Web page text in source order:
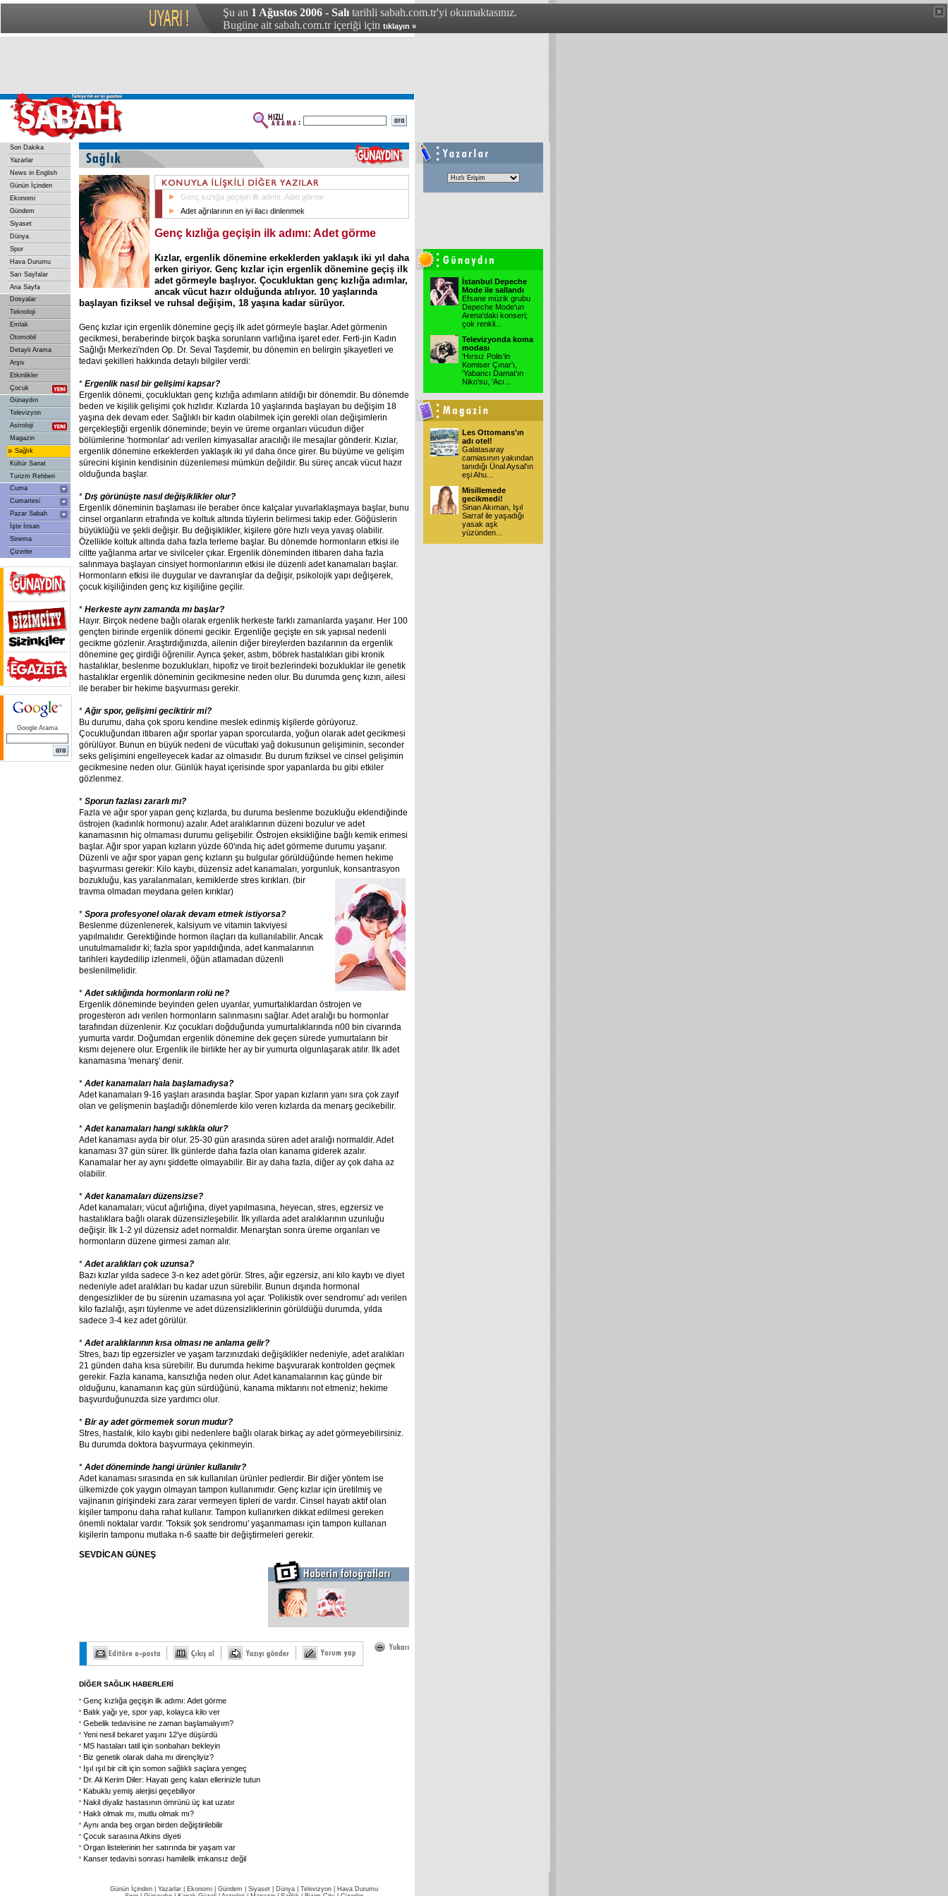
Şu an 1 Ağustos 2006 - Salı tarihli sabah.com.tr'yi okumaktasınız.
Bugüne ait sabah.com.tr içeriği için tıklayın »
Son Dakika
Yazarlar
News in English
Günün İçinden
Ekonomi
Gündem
Siyaset
Dünya
Spor
Hava Durumu
Sarı Sayfalar
Ana Sayfa
Dosyalar
Teknoloji
Emlak
Otomobil
Detaylı Arama
Arşiv
Etkinlikler
Çocuk
Günaydın
Televizyon
Astroloji
Magazin
» Sağlık
Kültür Sanat
Turizm Rehberi
Cuma
Cumartesi
Pazar Sabah
İşte İnsan
Sinema
Çizerler
Google Arama
Genç kızlığa geçişin ilk adımı: Adet görme
Adet ağrılarının en iyi ilacı dinlenmek
Genç kızlığa geçişin ilk adımı: Adet görme
Kızlar, ergenlik dönemine erkeklerden yaklaşık iki yıl daha
erken giriyor. Genç kızlar için ergenlik dönemine geçiş ilk
adet görmeyle başlıyor. Çocukluktan genç kızlığa adımlar,
ancak vücut hazır olduğunda atılıyor. 10 yaşlarında
başlayan fiziksel ve ruhsal değişim, 18 yaşına kadar sürüyor.
Genç kızlar için ergenlik dönemine geçiş ilk adet görmeyle başlar. Adet görmenin
gecikmesi, beraberinde birçok başka sorunların varlığına işaret eder. Ferti-jin Kadın
Sağlığı Merkezi'nden Op. Dr. Seval Taşdemir, bu dönemin en belirgin şikayetleri ve
tedavi şekilleri hakkında detaylı bilgiler verdi:
* Ergenlik nasıl bir gelişimi kapsar?
Ergenlik dönemi, çocukluktan genç kızlığa adımların atıldığı bir dönemdir. Bu dönemde
beden ve kişilik gelişimi çok hızlıdır. Kızlarda 10 yaşlarında başlayan bu değişim 18
yaşına dek devam eder. Sağlıklı bir kadın olabilmek için gerekli olan değişimlerin
gerçekleştiği ergenlik döneminde; beyin ve üreme organları vücudun diğer
bölümlerine 'hormonlar' adı verilen kimyasallar aracılığı ile mesajlar gönderir. Kızlar,
ergenlik dönemine erkeklerden yaklaşık iki yıl daha önce girer. Bu büyüme ve gelişim
sürecini kişinin kendisinin düzenlemesi mümkün değildir. Bu süreç ancak vücut hazır
olduğunda başlar.
* Dış görünüşte nasıl değişiklikler olur?
Ergenlik döneminin başlaması ile beraber önce kalçalar yuvarlaklaşmaya başlar, bunu
cinsel organların etrafında ve koltuk altında tüylerin belirmesi takip eder. Göğüslerin
büyüklüğü ve şekli değişir. Bu değişiklikler, kişilere göre hızlı veya yavaş olabilir.
Özellikle koltuk altında daha fazla terleme başlar. Bu dönemde hormonların etkisi ile
ciltte yağlanma artar ve sivilceler çıkar. Ergenlik döneminden itibaren daha fazla
salınmaya başlayan cinsiyet hormonlarının etkisi ile düzenli adet kanamaları başlar.
Hormonların etkisi ile duygular ve davranışlar da değişir, psikolojik yapı değişerek,
çocuk kişiliğinden genç kız kişiliğine geçilir.
* Herkeste aynı zamanda mı başlar?
Hayır. Birçok nedene bağlı olarak ergenlik herkeste farklı zamanlarda yaşanır. Her 100
gençten birinde ergenlik dönemi gecikir. Ergenliğe geçişte en sık yapısal nedenli
gecikme gözlenir. Araştırdığınızda, ailenin diğer bireylerden bazılarının da ergenlik
dönemine geç girdiği öğrenilir. Ayrıca şeker, astım, böbrek hastalıkları gibi kronik
hastalıklar, beslenme bozuklukları, hipofiz ve tiroit bezlerindeki bozukluklar ile genetik
hastalıklar ergenlik döneminin gecikmesine neden olur. Bu durumda genç kızın, ailesi
ile beraber bir hekime başvurması gerekir.
* Ağır spor, gelişimi geciktirir mi?
Bu durumu, daha çok sporu kendine meslek edinmiş kişilerde görüyoruz.
Çocukluğundan itibaren ağır sporlar yapan sporcularda, yoğun olarak adet gecikmesi
görülüyor. Bunun en büyük nedeni de vücuttaki yağ dokusunun gelişiminin, seconder
seks gelişimini engelleyecek kadar az olmasıdır. Bu durum fiziksel ve cinsel gelişimin
gecikmesine neden olur. Günlük hayat içerisinde spor yapanlarda bu gibi etkiler
gözlenmez.
* Sporun fazlası zararlı mı?
Fazla ve ağır spor yapan genç kızlarda, bu duruma beslenme bozukluğu eklendiğinde
östrojen (kadınlık hormonu) azalır. Adet aralıklarının düzeni bozulur ve adet
kanamasının hiç olmaması durumu gelişebilir. Östrojen eksikliğine bağlı kemik erimesi
başlar. Ağır spor yapan kızların yüzde 60'ında hiç adet görmeme durumu yaşanır.
Düzenli ve ağır spor yapan genç kızların şu bulgular görüldüğünde hemen hekime
başvurması gerekir: Kilo kaybı, düzensiz adet kanamaları, yorgunluk, konsantrasyon
bozukluğu, kas yaralanmaları, kemiklerde stres kırıkları. (bir
travma olmadan meydana gelen kırıklar)
* Spora profesyonel olarak devam etmek istiyorsa?
Beslenme düzenlenerek, kalsiyum ve vitamin takviyesi
yapılmalıdır. Gerektiğinde hormon ilaçları da kullanılabilir. Ancak
unutulmamalıdır ki; fazla spor yapıldığında, adet kanmalarının
tarihleri kaydedilip izlenmeli, öğün atlamadan düzenli
beslenilmelidir.
* Adet sıklığında hormonların rolü ne?
Ergenlik döneminde beyinden gelen uyarılar, yumurtalıklardan östrojen ve
progesteron adı verilen hormonların salınmasını sağlar. Adet aralığı bu hormonlar
tarafından düzenlenir. Kız çocukları doğduğunda yumurtalıklarında n00 bin civarında
yumurta vardır. Doğumdan ergenlik dönemine dek geçen sürede yumurtaların bir
kısmı dejenere olur. Ergenlik ile birlikte her ay bir yumurta olgunlaşarak atılır. İlk adet
kanamasına 'menarş' denir.
* Adet kanamaları hala başlamadıysa?
Adet kanamaları 9-16 yaşları arasında başlar. Spor yapan kızların yanı sıra çok zayıf
olan ve gelişmenin başladığı dönemlerde kilo veren kızlarda da menarş gecikebilir.
* Adet kanamaları hangi sıklıkla olur?
Adet kanaması ayda bir olur. 25-30 gün arasında süren adet aralığı normaldir. Adet
kanaması 37 gün sürer. İlk günlerde daha fazla olan kanama giderek azalır.
Kanamalar her ay aynı şiddette olmayabilir. Bir ay daha fazla, diğer ay çok daha az
olabilir.
* Adet kanamaları düzensizse?
Adet kanamaları; vücut ağırlığına, diyet yapılmasına, heyecan, stres, egzersiz ve
hastalıklara bağlı olarak düzensizleşebilir. İlk yıllarda adet aralıklarının uzunluğu
değişir. İlk 1-2 yıl düzensiz adet normaldir. Menarştan sonra üreme organları ve
hormonların düzene girmesi zaman alır.
* Adet aralıkları çok uzunsa?
Bazı kızlar yılda sadece 3-n kez adet görür. Stres, ağır egzersiz, ani kilo kaybı ve diyet
nedeniyle adet aralıkları bu kadar uzun sürebilir. Bunun dışında hormonal
dengesizlikler de bu sürenin uzamasına yol açar. 'Polikistik over sendromu' adı verilen
kilo fazlalığı, aşırı tüylenme ve adet düzensizliklerinin görüldüğü durumda, yılda
sadece 3-4 kez adet görülür.
* Adet aralıklarının kısa olması ne anlama gelir?
Stres, bazı tip egzersizler ve yaşam tarzınızdaki değişiklikler nedeniyle, adet aralıkları
21 günden daha kısa sürebilir. Bu durumda hekime başvurarak kontrolden geçmek
gerekir. Fazla kanama, kansızlığa neden olur. Adet kanamalarının kaç günde bir
olduğunu, kanamanın kaç gün sürdüğünü, kanama miktarını not etmeniz; hekime
başvurduğunuzda size yardımcı olur.
* Bir ay adet görmemek sorun mudur?
Stres, hastalık, kilo kaybı gibi nedenlere bağlı olarak birkaç ay adet görmeyebilirsiniz.
Bu durumda doktora başvurmaya çekinmeyin.
* Adet döneminde hangi ürünler kullanılır?
Adet kanaması sırasında en sık kullanılan ürünler pedlerdir. Bir diğer yöntem ise
ülkemizde çok yaygın olmayan tampon kullanımıdır. Genç kızlar için üretilmiş ve
vajinanın girişindeki zara zarar vermeyen tipleri de vardır. Cinsel hayatı aktif olan
kişiler tamponu daha rahat kullanır. Tampon kullanırken dikkat edilmesi gereken
önemli noktalar vardır. 'Toksik şok sendromu' yaşanmaması için tampon kullanan
kişilerin tamponu mutlaka n-6 saatte bir değiştirmeleri gerekir.
SEVDİCAN GÜNEŞ
DİĞER SAĞLIK HABERLERİ
Genç kızlığa geçişin ilk adımı: Adet görme
Balık yağı ye, spor yap, kolayca kilo ver
Gebelik tedavisine ne zaman başlamalıyım?
Yeni nesil bekaret yaşını 12'ye düşürdü
MS hastaları tatil için sonbaharı bekleyin
Biz genetik olarak daha mı dirençliyiz?
Işıl ışıl bir cilt için somon sağlıklı saçlara yengeç
Dr. Ali Kerim Diler: Hayatı genç kalan ellerinizle tutun
Kabuklu yemiş alerjisi geçebiliyor
Nakil diyaliz hastasının ömrünü üç kat uzatır
Haklı olmak mı, mutlu olmak mı?
Aynı anda beş organ birden değiştirilebilir
Çocuk sarasına Atkins diyeti
Organ listelerinin her satırında bir yaşam var
Kanser tedavisi sonrası hamilelik imkansız değil
İstanbul Depeche
Mode ile sallandı
Efsane müzik grubu
Depeche Mode'un
Arena'daki konseri;
çok renkli
Televizyonda koma
modası
'Hırsız Polis'in
Komiser Çınar'ı,
'Yabancı Damat'ın
Niko'su, 'Acı
Les Ottomans'ın
adı otel!
Galatasaray
camiasının yakından
tanıdığı Ünal Aysal'ın
eşi Ahu
Misillemede
gecikmedi!
Sinan Akıman, Işıl
Sarraf ile yaşadığı
yasak aşk
yüzünden
Günün İçinden Yazarlar Ekonomi Gündem Siyaset Dünya | Televizyon
Hava Durumu